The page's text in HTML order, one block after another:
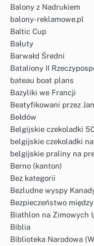
Balony z Nadrukiem
balony-reklamowe.pl
Baltic Cup
Bałuty
Barwałd Średni
Bataliony II
bateau boat plans
Bazyliki we Francji
Beatyfikowani przez
Bełdów
Belgijskie czekoladki
belgijskie czekoladki
belgijskie praliny na
Berno (kanton)
Bez kategorii
Bezludne wyspy
Bezpieczeństwo
Biathlon na Zimowych
Biblia
Biblioteka Narodowa